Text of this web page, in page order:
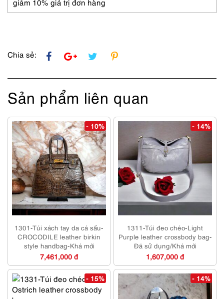
Đã
lượng
giảm 10% giá trị đơn hàng
Chia sẻ:
Sản phẩm liên quan
- 10%
1301-Túi xách tay da cá sấu-
CROCODILE leather birkin
style handbag-Khá mới
7,461,000 đ
- 14%
1311-Túi đeo chéo-Light
Purple leather crossbody bag-
Đã sử dụng/Khá mới
1,607,000 đ
- 15% - 14%